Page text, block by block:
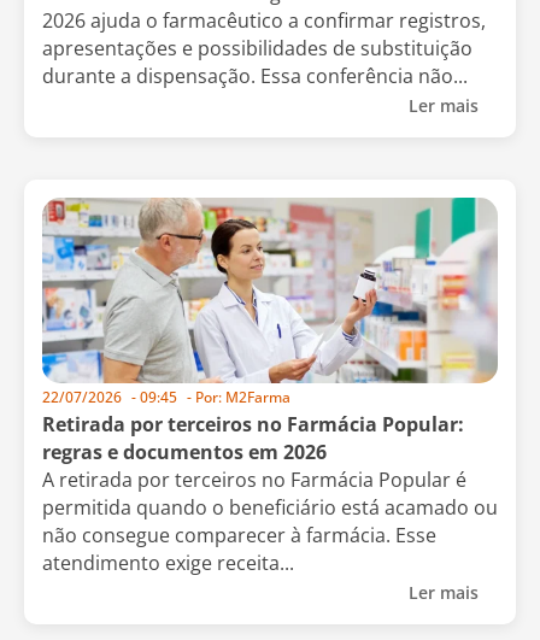
2026 ajuda o farmacêutico a confirmar registros,
apresentações e possibilidades de substituição
durante a dispensação. Essa conferência não...
Ler mais
22/07/2026 -09:45 - Por: M2Farma
Retirada por terceiros no Farmácia Popular:
regras e documentos em 2026
A retirada por terceiros no Farmácia Popular é
permitida quando o beneficiário está acamado ou
não consegue comparecer à farmácia. Esse
atendimento exige receita...
Ler mais